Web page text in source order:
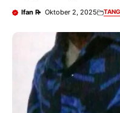
Ifan R Oktober 2, 2025